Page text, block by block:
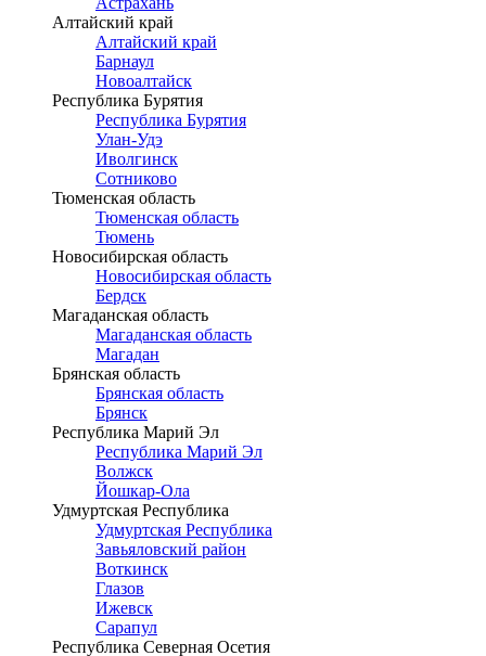
Алтайский край
Алтайский край
Барнаул
Новоалтайск
Республика Бурятия
Республика Бурятия
Улан-Удэ
Иволгинск
Сотниково
Тюменская область
Тюменская область
Тюмень
Новосибирская область
Новосибирская область
Бердск
Магаданская область
Магаданская область
Магадан
Брянская область
Брянская область
Брянск
Республика Марий Эл
Республика Марий Эл
Волжск
Йошкар-Ола
Удмуртская Республика
Удмуртская Республика
Завьяловский район
Воткинск
Глазов
Ижевск
Сарапул
Республика Северная Осетия